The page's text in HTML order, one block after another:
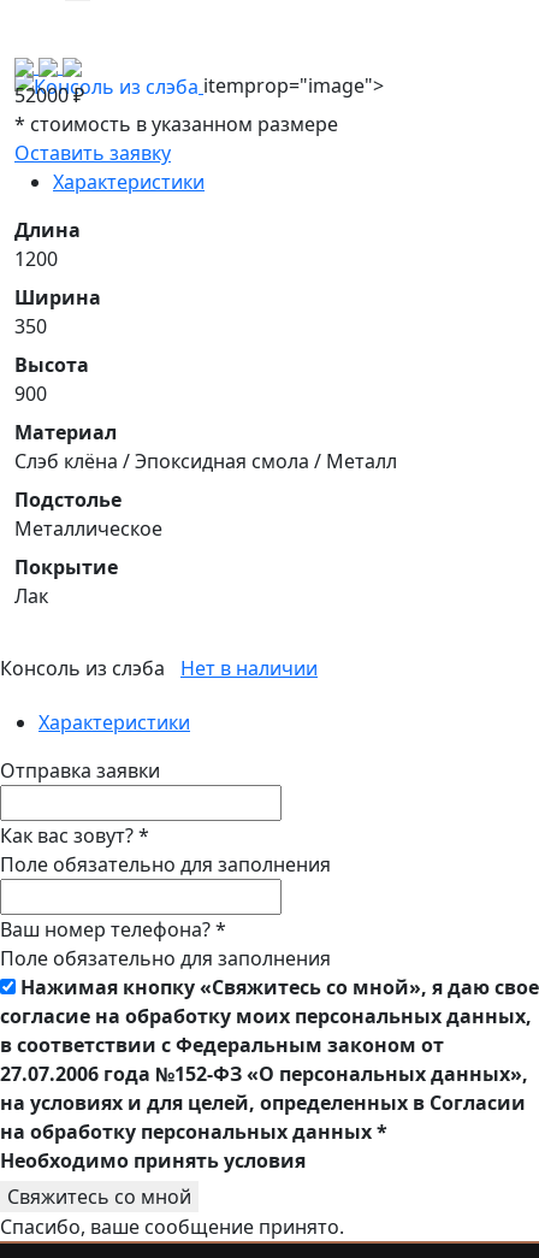
itemprop="image">
52000₽
* стоимость в указанном размере
Оставить заявку
Характеристики
Длина
1200
Ширина
350
Высота
900
Материал
Слэб клёна / Эпоксидная смола / Металл
Подстолье
Металлическое
Покрытие
Лак
Консоль из слэба Нет в наличии
Характеристики
Отправка заявки
Как вас зовут?*
Поле обязательно для заполнения
Ваш номер телефона?*
Поле обязательно для заполнения
Нажимая кнопку «Свяжитесь со мной», я даю свое
согласие на обработку моих персональных данных,
в соответствии с Федеральным законом от
27.07.2006 года №152-ФЗ «О персональных данных»,
на условиях и для целей, определенных в Согласии
на обработку персональных данных*
Необходимо принять условия
Свяжитесь со мной
Спасибо, ваше сообщение принято.